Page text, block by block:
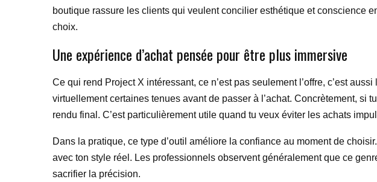
boutique rassure les clients qui veulent concilier esthétique et conscience
choix.
Une expérience d’achat pensée pour être plus immersive
Ce qui rend Project X intéressant, ce n’est pas seulement l’offre, c’est
virtuellement certaines tenues avant de passer à l’achat. Concrètement,
rendu final. C’est particulièrement utile quand tu veux éviter les achats
Dans la pratique, ce type d’outil améliore la confiance au moment de
avec ton style réel. Les professionnels observent généralement que ce
sacrifier la précision.